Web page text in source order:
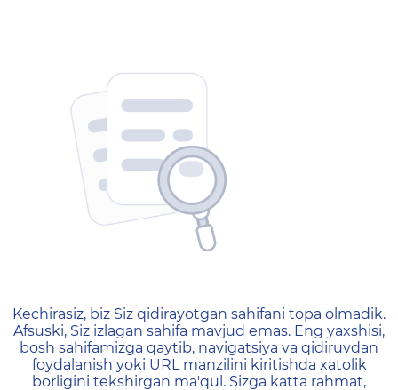
404 — Страница не
Kechirasiz, biz Siz qidirayotgan sahifani topa olmadik.
Afsuski, Siz izlagan sahifa mavjud emas. Eng yaxshisi,
bosh sahifamizga qaytib, navigatsiya va qidiruvdan
foydalanish yoki URL manzilini kiritishda xatolik
borligini tekshirgan ma'qul. Sizga katta rahmat,